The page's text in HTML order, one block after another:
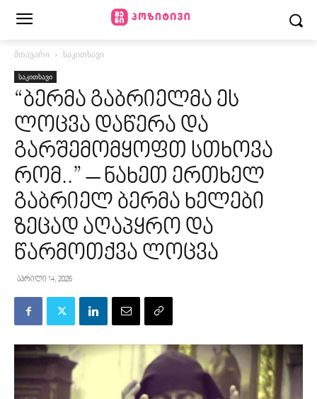
მთავარი საკითხავი
საკითხავი
“ბერმა გაბრიელმა ეს
ლოცვა დაწერა და
გარშემომყოფთ სთხოვა
რომ..” – ნახეთ ერთხელ
გაბრიელ ბერმა ხელები
ზეცად აღაპყრო და
წარმოთქვა ლოცვა
აპრილი 14, 2026